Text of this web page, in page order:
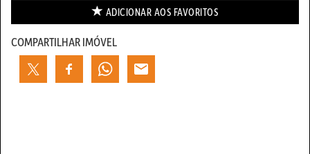
ADICIONAR AOS FAVORITOS
COMPARTILHAR IMÓVEL